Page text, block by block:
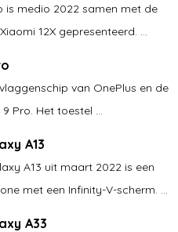
is medio 2022 samen met de
12X gepresenteerd. ...
van OnePlus en de
Pro. Het toestel ...
A13
A13 uit maart 2022 is een
met een Infinity-V-scherm. ...
A33